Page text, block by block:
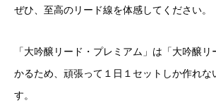
ぜひ、至高のリード線を体感してください。
「大吟醸リード・プレミアム」は「大吟醸
かるため、頑張って１日１セットしか作れな
す。